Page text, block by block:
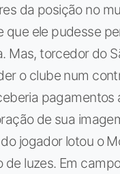
da posição no
que ele pudesse
Mas, torcedor do
o clube num
pagamentos
de sua
jogador lotou o
de luzes. Em